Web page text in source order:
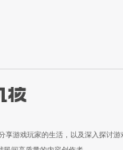
享游戏玩家的生活，以及深入探讨